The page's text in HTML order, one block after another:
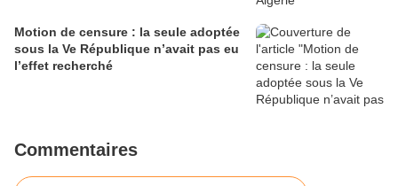
Motion de censure : la seule adoptée
sous la Ve République n’avait pas eu
l’effet recherché
Commentaires